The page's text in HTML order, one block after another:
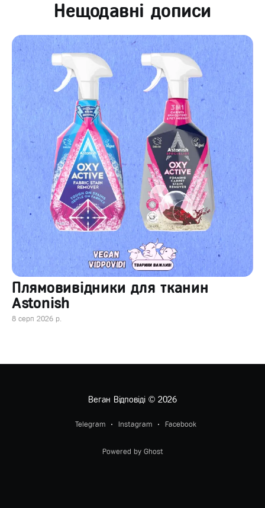
Нещодавні дописи
Плямовивідники для тканин
Astonish
8 серп 2026 р.
Веган Відповіді© 2026
Telegram Instagram Facebook
Powered by Ghost